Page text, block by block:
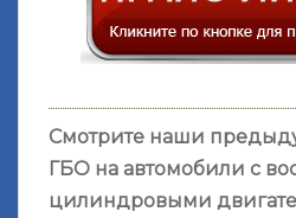
Смотрите наши
ГБО на автомобили с
цилиндровыми